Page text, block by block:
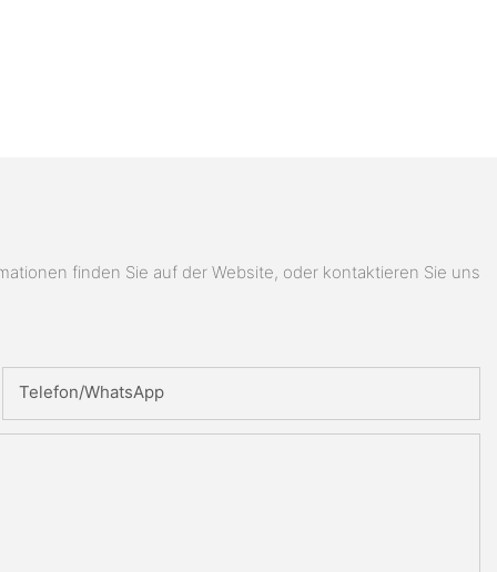
finden Sie auf der Website, oder kontaktieren Sie uns
Telefon/WhatsApp